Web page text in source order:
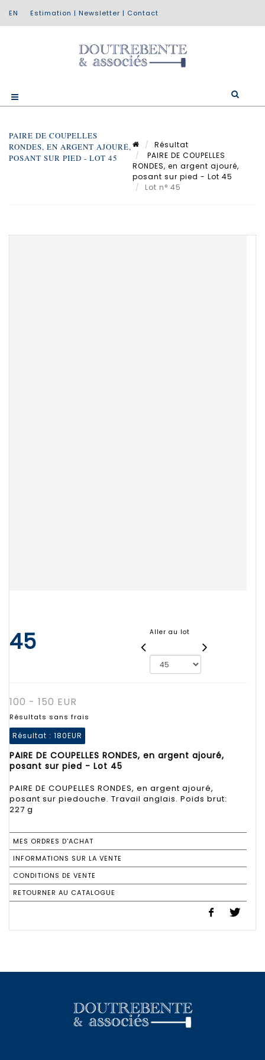
Estimation | Newsletter | Contact
PAIRE DE COUPELLES
RONDES, EN ARGENT AJOURÉ,
POSANT SUR PIED - LOT 45
Résultat
PAIRE DE COUPELLES
RONDES, en argent ajouré,
posant sur pied - Lot 45
Lot n° 45
45 Aller au lot
100 - 150 EUR
Résultats sans frais
Résultat : 180EUR
PAIRE DE COUPELLES RONDES, en argent ajouré,
posant sur pied - Lot 45
PAIRE DE COUPELLES RONDES, en argent ajouré,
posant sur piedouche. Travail anglais. Poids brut:
227 g
MES ORDRES D'ACHAT
INFORMATIONS SUR LA VENTE
CONDITIONS DE VENTE
RETOURNER AU CATALOGUE